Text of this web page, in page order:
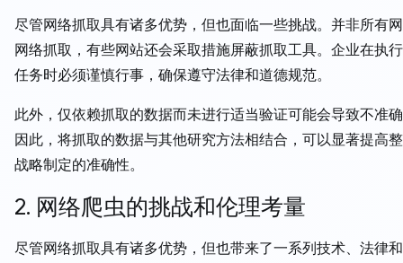
尽管网络抓取具有诸多优势，但也面临一些挑战。并非所有
网络抓取，有些网站还会采取措施屏蔽抓取工具。企业在执
任务时必须谨慎行事，确保遵守法律和道德规范。
此外，仅依赖抓取的数据而未进行适当验证可能会导致不准
因此，将抓取的数据与其他研究方法相结合，可以显著提高
战略制定的准确性。
2. 网络爬虫的挑战和伦理考量
尽管网络抓取具有诸多优势，但也带来了一系列技术、法律